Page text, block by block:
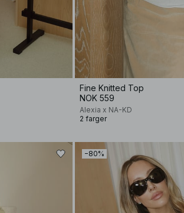
Fine Knitted Top
NOK 559
Alexia x NA-KD
2 farger
−80%